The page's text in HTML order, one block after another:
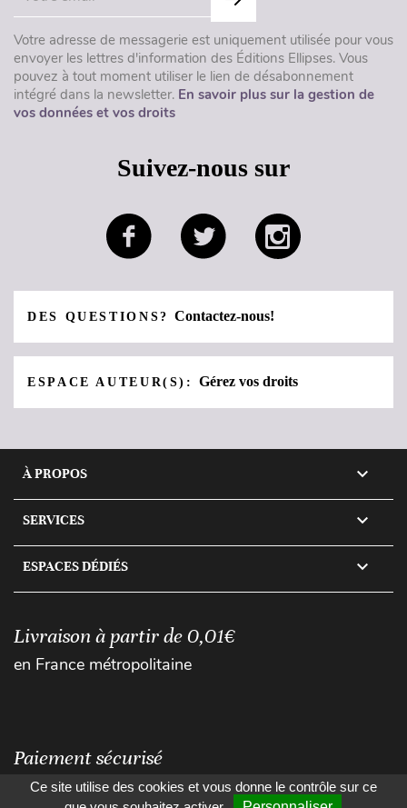
Votre adresse de messagerie est uniquement utilisée pour vous
envoyer les lettres d'information des Éditions Ellipses. Vous
pouvez à tout moment utiliser le lien de désabonnement
intégré dans la newsletter. En savoir plus sur la gestion de
vos données et vos droits
Suivez-nous sur
DES QUESTIONS?Contactez-nous!
ESPACE AUTEUR(S):Gérez vos droits
À PROPOS 
SERVICES 
ESPACES DÉDIÉS 
Livraison à partir de 0,01€
en France métropolitaine
Paiement sécurisé
Ce site utilise des cookies et vous donne le contrôle sur ce